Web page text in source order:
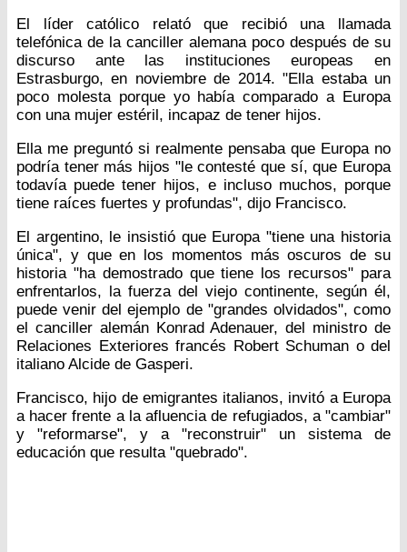
El líder católico relató que recibió una llamada
telefónica de la canciller alemana poco después de su
discurso ante las instituciones europeas en
Estrasburgo, en noviembre de 2014. "Ella estaba un
poco molesta porque yo había comparado a Europa
con una mujer estéril, incapaz de tener hijos.
Ella me preguntó si realmente pensaba que Europa no
podría tener más hijos "le contesté que sí, que Europa
todavía puede tener hijos, e incluso muchos, porque
tiene raíces fuertes y profundas", dijo Francisco.
El argentino, le insistió que Europa "tiene una historia
única", y que en los momentos más oscuros de su
historia "ha demostrado que tiene los recursos" para
enfrentarlos, la fuerza del viejo continente, según él,
puede venir del ejemplo de "grandes olvidados", como
el canciller alemán Konrad Adenauer, del ministro de
Relaciones Exteriores francés Robert Schuman o del
italiano Alcide de Gasperi.
Francisco, hijo de emigrantes italianos, invitó a Europa
a hacer frente a la afluencia de refugiados, a "cambiar"
y "reformarse", y a "reconstruir" un sistema de
educación que resulta "quebrado".